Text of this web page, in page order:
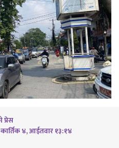
४, आईतवार १३:१४